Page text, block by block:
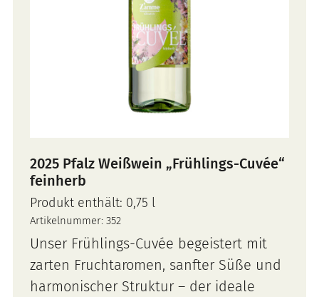
2025 Pfalz Weißwein „Frühlings-Cuvée“
feinherb
Produkt enthält: 0,75 l
Artikelnummer: 352
Unser Frühlings-Cuvée begeistert mit
zarten Fruchtaromen, sanfter Süße und
harmonischer Struktur – der ideale